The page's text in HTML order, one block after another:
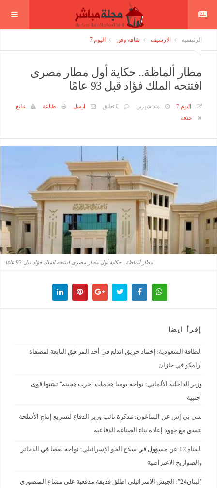
الرئيسية الارشيف ثقافة وفن اليوم 7
مطار ألماظة.. حكاية أول مطار مصرى
افتتحه الملك فؤاد قبل 93 عامًا
اليوم 7 منذ شهرين 0 تعليق ارسل طباعة
تبليغ
حذف
مطار ألماظة.. حكاية أول مطار مصرى افتتحه الملك فؤاد قبل 93 عامًا
إقرأ ايضا
الطاقة السعودية: إخماد حريق اندلع في أحد المرافق التابعة لمصفاة
أرامكو في جازان
وزير الداخلية الألماني: نواجه يوميا هجمات "حرب هجينة" تشنها قوى
أجنبية
سي بي إس عن البنتاغون: مذكرة نائب وزير الدفاع لتسريع إنتاج الأسلحة
تتسق مع جهود إعادة بناء الصناعة الدفاعية
القناة 12 عن مسؤول في سلاح الجو الإسرائيلي: نواجه نقصا في الذخائر
والصواريخ الاعتراضية
"لبنان24": الجيش الاسرائيلي اطلق قذيفة مدفعية على مشاع المنصوري